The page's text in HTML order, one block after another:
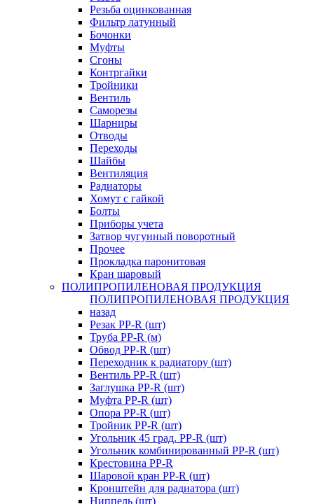
Резьба оцинкованная
Фильтр латунный
Бочонки
Муфты
Сгоны
Контргайки
Тройники
Вентиль
Саморезы
Шарниры
Отводы
Переходы
Шайбы
Вентиляция
Радиаторы
Хомут с гайкой
Болты
Приборы учета
Затвор чугунный поворотный
Прочее
Прокладка паронитовая
Кран шаровый
ПОЛИПРОПИЛЕНОВАЯ ПРОДУКЦИЯ
ПОЛИПРОПИЛЕНОВАЯ ПРОДУКЦИЯ
назад
Резак PP-R (шт)
Труба PP-R (м)
Обвод PP-R (шт)
Переходник к радиатору (шт)
Вентиль PP-R (шт)
Заглушка PP-R (шт)
Муфта PP-R (шт)
Опора PP-R (шт)
Тройник PP-R (шт)
Угольник 45 град. PP-R (шт)
Угольник комбинированный PP-R (шт)
Крестовина PP-R
Шаровой кран PP-R (шт)
Кронштейн для радиатора (шт)
Ниппель (шт)